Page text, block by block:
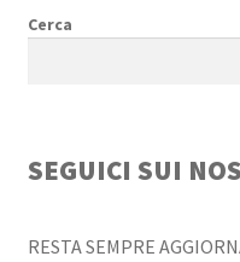
Cerca
SEGUICI SUI
RESTA SEMPRE